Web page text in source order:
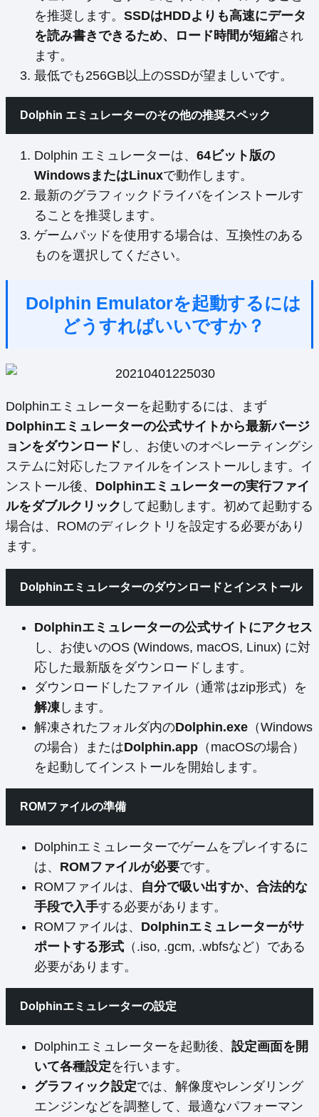
を推奨します。 SSDはHDDよりも高速にデータ
を読み書きできるため、ロード時間が短縮され
ます。
最低でも256GB以上のSSDが望ましいです。
Dolphin エミュレーターのその他の推奨スペック
Dolphin エミュレーターは、 64ビット版の
WindowsまたはLinuxで動作します。
最新のグラフィックドライバをインストールす
ることを推奨します。
ゲームパッドを使用する場合は、互換性のある
ものを選択してください。
Dolphin Emulatorを起動するには
どうすればいいですか？
Dolphinエミュレーターを起動するには、まず
Dolphinエミュレーターの公式サイトから最新バージ
ョンをダウンロード し、お使いのオペレーティングシ
ステムに対応したファイルをインストールします。イ
ンストール後、 Dolphinエミュレーターの実行ファイ
ルをダブルクリック して起動します。初めて起動する
場合は、ROMのディレクトリを設定する必要があり
ます。
Dolphinエミュレーターのダウンロードとインストール
Dolphinエミュレーターの公式サイトにアクセス
し、お使いのOS (Windows, macOS, Linux) に対
応した最新版をダウンロードします。
ダウンロードしたファイル（通常はzip形式）を
解凍 します。
解凍されたフォルダ内のDolphin.exe （Windows
の場合）またはDolphin.app （macOSの場合）
を起動してインストールを開始します。
ROMファイルの準備
Dolphinエミュレーターでゲームをプレイするに
は、 ROMファイルが必要です。
ROMファイルは、 自分で吸い出すか、合法的な
手段で入手する必要があります。
ROMファイルは、 Dolphinエミュレーターがサ
ポートする形式 （.iso, .gcm, .wbfsなど）である
必要があります。
Dolphinエミュレーターの設定
Dolphinエミュレーターを起動後、 設定画面を開
いて各種設定を行います。
グラフィック設定では、解像度やレンダリング
エンジンなどを調整して、最適なパフォーマン